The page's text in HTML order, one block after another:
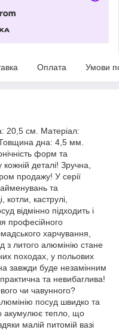
Оплата Умови
20,5 см. Матеріал:
дна: 4,5 мм.
форм та
деталі! Зручна,
продажу! У серії
та
котли, каструлі,
відмінно підходить і
професійного
харчування,
з литого алюмінію стане
походах, у польових
завжди буде незамінним
та невибаглива!
чи чавунного?
посуд швидко та
акумулює тепло, що
малій питомій вазі